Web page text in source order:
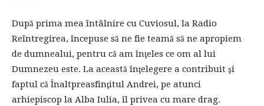
După prima mea întâlnire cu Cuviosul, la Radio
Reîntregirea, începuse să ne fie teamă să ne apropiem
de dumnealui, pentru că am înţeles ce om al lui
Dumnezeu este. La această înţelegere a contribuit şi
faptul că Înaltpreasfinţitul Andrei, pe atunci
arhiepiscop la Alba Iulia, îl privea cu mare drag.